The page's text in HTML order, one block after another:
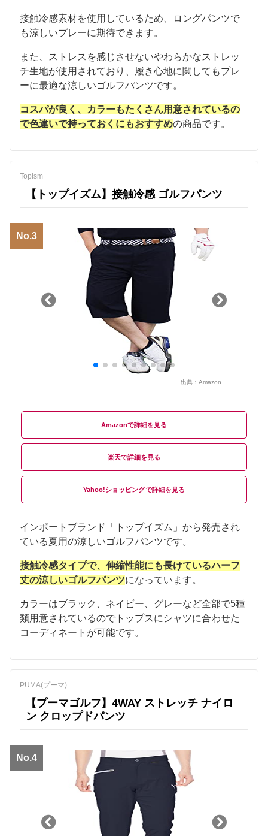
接触冷感素材を使用しているため、ロングパンツで
も涼しいプレーに期待できます。
また、ストレスを感じさせないやわらかなストレッ
チ生地が使用されており、履き心地に関してもプレ
ーに最適な涼しいゴルフパンツです。
コスパが良く、カラーもたくさん用意されているの
で色違いで持っておくにもおすすめの商品です。
TopIsm
【トップイズム】接触冷感 ゴルフパンツ
No.3
出典： Amazon
Amazon
楽天
Yahoo!ショッピング
インポートブランド「トップイズム」から発売され
ている夏用の涼しいゴルフパンツです。
接触冷感タイプで、伸縮性能にも長けているハーフ
丈の涼しいゴルフパンツになっています。
カラーはブラック、ネイビー、グレーなど全部で5種
類用意されているのでトップスにシャツに合わせた
コーディネートが可能です。
PUMA(プーマ)
【プーマゴルフ】4WAY ストレッチ ナイロ
ン クロップドパンツ
No.4